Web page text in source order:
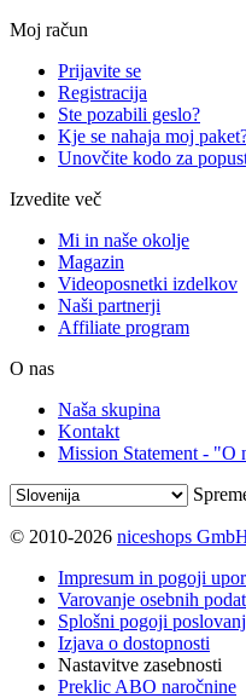
Moj račun
Prijavite se
Registracija
Ste pozabili geslo?
Kje se nahaja moj
Unovčite kodo za
Izvedite več
Mi in naše okolje
Magazin
Videoposnetki izdelkov
Naši partnerji
Affiliate program
O nas
Naša skupina
Kontakt
Mission Statement - "O
© 2010-2026 niceshops
Impresum in pogoji
Varovanje osebnih
Splošni pogoji
Izjava o dostopnosti
Nastavitve zasebnosti
Preklic ABO naročnine